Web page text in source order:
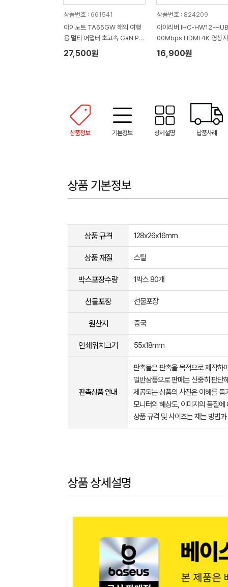
상품번호 : 661541
아이노트 TA65GW 해외 여행
용 멀티 어댑터 초고속 GaN PD
65W
27,500원
상품번호 : 824209
아이리버 IHC-HW12-
00Mbps HDMI 4K 영상
LAN 8in1 멀티 허브
16,900원
상품정보 기본정보 상세설명 납품사례
상품 기본정보
상품 규격 128x26x16mm
상품 재질 스틸
박스포장수량 1박스 80개
선물포장 선물포장
원산지 중국
인쇄위치크기 55x18mm
판촉상품 안내
판촉물은 판촉을 목적으로 제작하
일반상품으로 판매는 신중히 판단
제공되는 상품의 사진은 이해를
모니터의 해상도, 이미지의 품질
상품 규격 및 사이즈는 재는 방법
상품 상세설명